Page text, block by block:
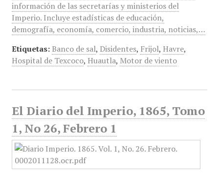
información de las secretarías y ministerios del
Imperio. Incluye estadísticas de educación,
demografía, economía, comercio, industria, noticias,…
Etiquetas: Banco de sal, Disidentes, Frijol, Havre,
Hospital de Texcoco, Huautla, Motor de viento
El Diario del Imperio, 1865, Tomo
1, No 26, Febrero 1